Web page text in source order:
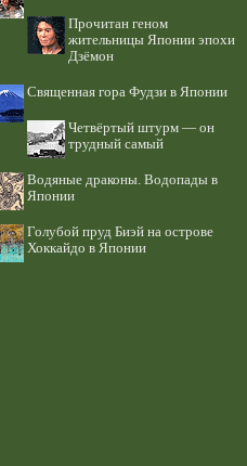
Прочитан геном
жительницы Японии эпохи
Дзёмон
Священная гора Фудзи в Японии
Четвёртый штурм — он
трудный самый
Водяные драконы. Водопады в
Японии
Голубой пруд Биэй на острове
Хоккайдо в Японии